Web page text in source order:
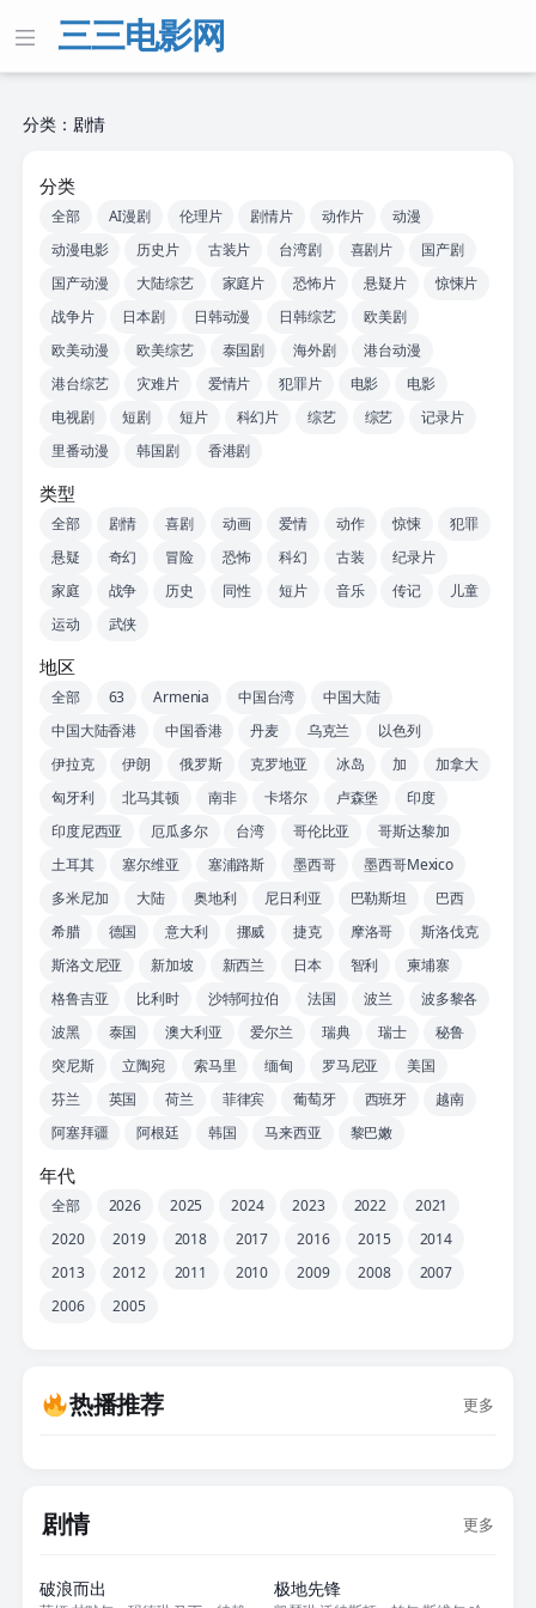
三三电影网
分类：剧情
分类
全部 AI漫剧 伦理片 剧情片 动作片
动漫
动漫电影
历史片 古装片 台湾剧 喜剧片
国产剧
国产动漫
大陆综艺 家庭片 恐怖片 悬疑片
惊悚片
战争片
日本剧 日韩动漫 日韩综艺
欧美剧
欧美动漫
欧美综艺 泰国剧 海外剧
港台动漫
港台综艺
灾难片 爱情片 犯罪片 电影
电影
电视剧
短剧 短片 科幻片 综艺 综艺
记录片
里番动漫
韩国剧 香港剧
类型
全部 剧情 喜剧 动画 爱情 动作 惊悚
犯罪
悬疑
奇幻 冒险 恐怖 科幻 古装
纪录片
家庭
战争 历史 同性 短片 音乐 传记
儿童
运动
武侠
地区
全部 63 Armenia 中国台湾
中国大陆
中国大陆香港
中国香港 丹麦 乌克兰
以色列
伊拉克
伊朗 俄罗斯 克罗地亚 冰岛 加
加拿大
匈牙利
北马其顿 南非 卡塔尔 卢森堡
印度
印度尼西亚
厄瓜多尔 台湾 哥伦比亚
哥斯达黎加
土耳其
塞尔维亚 塞浦路斯 墨西哥
墨西哥Mexico
多米尼加
大陆 奥地利 尼日利亚 巴勒斯坦
巴西
希腊
德国 意大利 挪威 捷克 摩洛哥
斯洛伐克
斯洛文尼亚
新加坡 新西兰 日本 智利
柬埔寨
格鲁吉亚
比利时 沙特阿拉伯 法国 波兰
波多黎各
波黑
泰国 澳大利亚 爱尔兰 瑞典 瑞士
秘鲁
突尼斯
立陶宛 索马里 缅甸 罗马尼亚
美国
芬兰
英国 荷兰 菲律宾 葡萄牙 西班牙
越南
阿塞拜疆
阿根廷 韩国 马来西亚 黎巴嫩
年代
全部 2026 2025 2024 2023 2022
2021
2020
2019 2018 2017 2016 2015
2014
2013
2012 2011 2010 2009 2008
2007
2006
2005
热播推荐 更多
剧情 更多
破浪而出 极地先锋